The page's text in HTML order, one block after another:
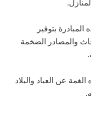
بتوفير
والمصادر الضخمة
الغمة عن العباد والبلاد